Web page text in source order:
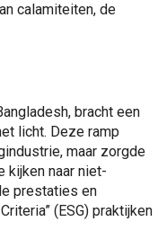
calamiteiten, de
bracht een
licht. Deze ramp
maar zorgde
kijken naar niet-
prestaties en
(ESG) praktijken